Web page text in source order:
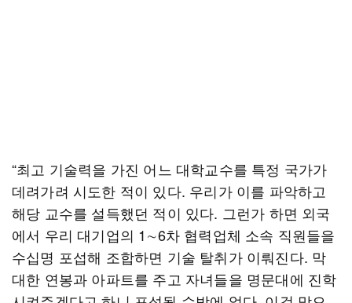
“최고 기술력을 가진 어느 대학교수를 특정 국가가
데려가려 시도한 적이 있다. 우리가 이를 파악하고
해당 교수를 설득했던 적이 있다. 그런가 하면 외국
에서 우리 대기업의 1∼6차 협력업체 소속 직원들을
수십명 포섭해 조합하면 기술 탈취가 이뤄진다. 막
대한 연봉과 아파트를 주고 자녀들을 명문대에 진학